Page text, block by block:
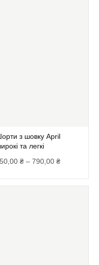
з шовку April
та легкі
₴ – 790,00₴